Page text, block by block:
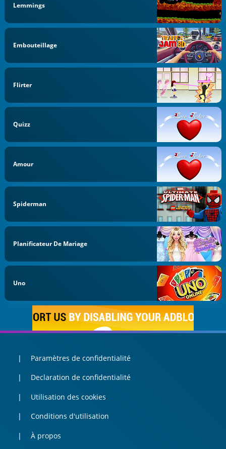
Lemmings
Embouteillage
Flirter
Quizz
Amour
Spiderman
Planificateur De Mariage
Uno
Paramètres de confidentialité
Declaration de confidentialité
Utilisation des cookies
Conditions d'utilisation
À propos